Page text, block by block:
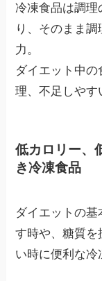
冷凍食品は調理
り、そのまま
力。
ダイエット中
理、不足しやす
低カロリー、
き冷凍食品
ダイエットの
す時や、糖質を
い時に便利な冷